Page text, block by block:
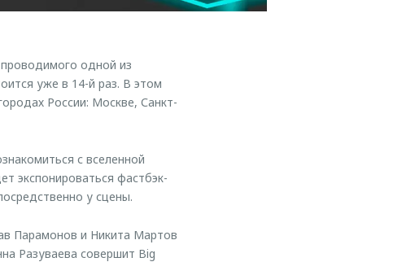
одной из
уже в 14-й раз. В этом
России: Москве, Санкт-
с вселенной
экспонироваться фастбэк-
у сцены.
Парамонов и Никита Мартов
Разуваева совершит Big